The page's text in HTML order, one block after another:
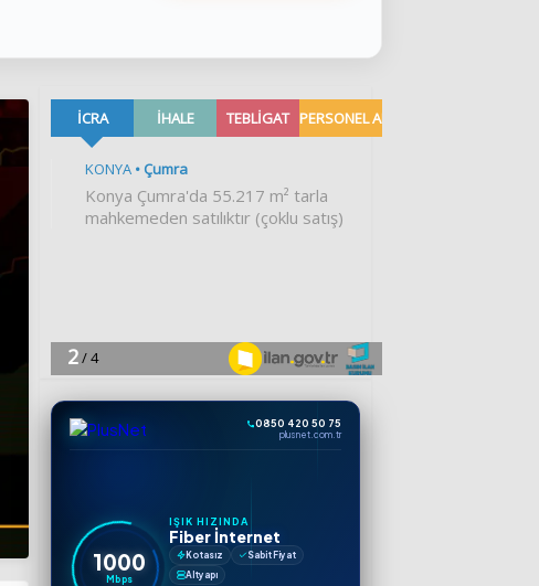
0850 420 50 75
plusnet.com.tr
1000
Mbps
IŞIK HIZINDA
Fiber İnternet
Kotasız
Sabit Fiyat
Altyapı